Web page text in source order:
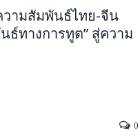
วามสัมพันธ์ไทย-จีน
ทางการทูต” สู่ความ
0